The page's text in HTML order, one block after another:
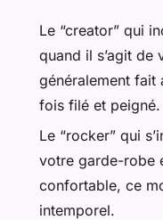
Le “creator” qui
quand il s’agit de
généralement
fois filé et peigné.
Le “rocker” qui
votre garde-robe
confortable, ce
intemporel.